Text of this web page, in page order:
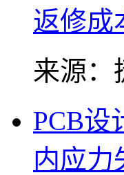
返修成
来源：
PCB设
内应力